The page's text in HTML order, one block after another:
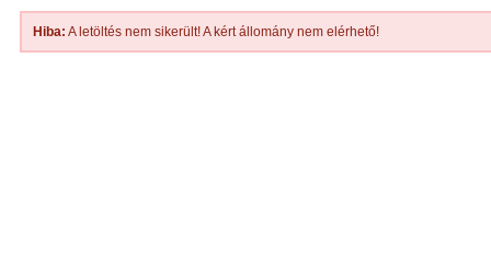
Hiba: A letöltés nem sikerült! A kért állomány nem elérhető!